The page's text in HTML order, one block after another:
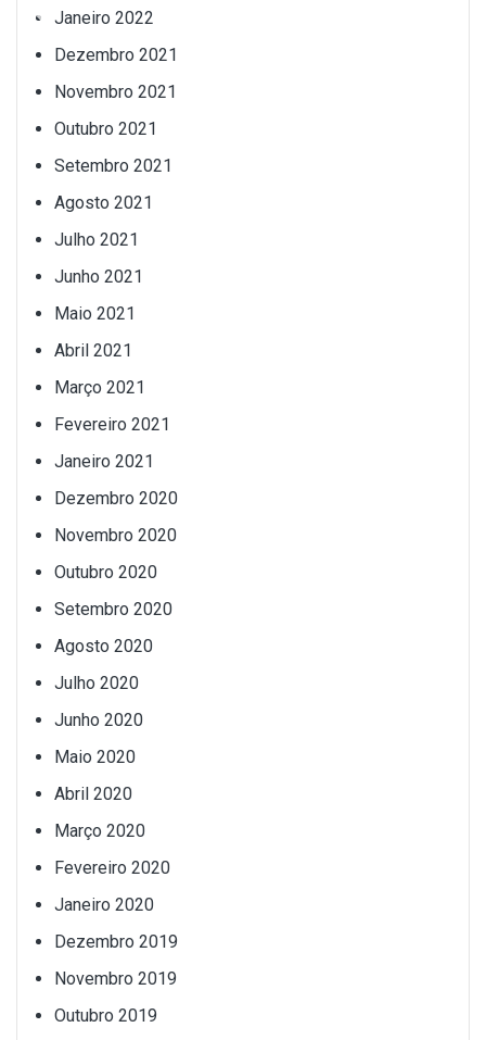
Janeiro 2022
Dezembro 2021
Novembro 2021
Outubro 2021
Setembro 2021
Agosto 2021
Julho 2021
Junho 2021
Maio 2021
Abril 2021
Março 2021
Fevereiro 2021
Janeiro 2021
Dezembro 2020
Novembro 2020
Outubro 2020
Setembro 2020
Agosto 2020
Julho 2020
Junho 2020
Maio 2020
Abril 2020
Março 2020
Fevereiro 2020
Janeiro 2020
Dezembro 2019
Novembro 2019
Outubro 2019